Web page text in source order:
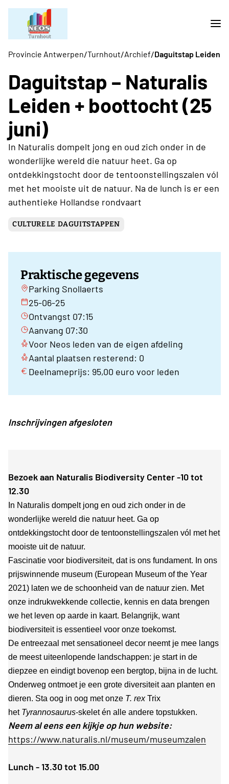
Provincie Antwerpen/Turnhout/Archief/Daguitstap Leiden
Daguitstap – Naturalis
Leiden + boottocht (25
juni)
In Naturalis dompelt jong en oud zich onder in de
wonderlijke wereld die natuur heet. Ga op
ontdekkingstocht door de tentoonstellingszalen vól
met het mooiste uit de natuur. Na de lunch is er een
authentieke Hollandse rondvaart
CULTURELE DAGUITSTAPPEN
Praktische gegevens
Parking Snollaerts
25-06-25
Ontvangst 07:15
Aanvang 07:30
Voor Neos leden van de eigen afdeling
Aantal plaatsen resterend: 0
Deelnameprijs: 95,00 euro voor leden
Inschrijvingen afgesloten
Bezoek aan Naturalis Biodiversity Center -10 tot
12.30
In Naturalis dompelt jong en oud zich onder in de
wonderlijke wereld die natuur heet. Ga op
ontdekkingstocht door de tentoonstellingszalen vól met het
mooiste uit de natuur.
Fascinatie voor biodiversiteit, dat is ons fundament. In ons
prijswinnende museum (European Museum of the Year
2021) laten we de schoonheid van de natuur zien. Met
onze indrukwekkende collectie, kennis en data brengen
we het leven op aarde in kaart. Belangrijk, want
biodiversiteit is essentieel voor onze toekomst.
De entreezaal met sensationeel decor neemt je mee langs
de meest uiteenlopende landschappen: je start in de
diepzee en eindigt bovenop een bergtop, bijna in de lucht.
Onderweg ontmoet je een grote diversiteit aan planten en
dieren. Sta oog in oog met onze T. rexTrix
het Tyrannosaurus-skelet én alle andere topstukken.
Neem al eens een kijkje op hun website:
https://www.naturalis.nl/museum/museumzalen
Lunch - 13.30 tot 15.00